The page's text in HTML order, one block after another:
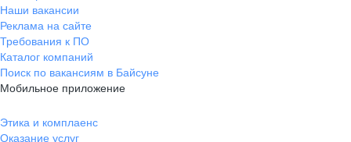
Наши вакансии
Реклама на сайте
Требования к ПО
Каталог компаний
Поиск по вакансиям в Байсуне
Мобильное приложение
Этика и комплаенс
Оказание услуг